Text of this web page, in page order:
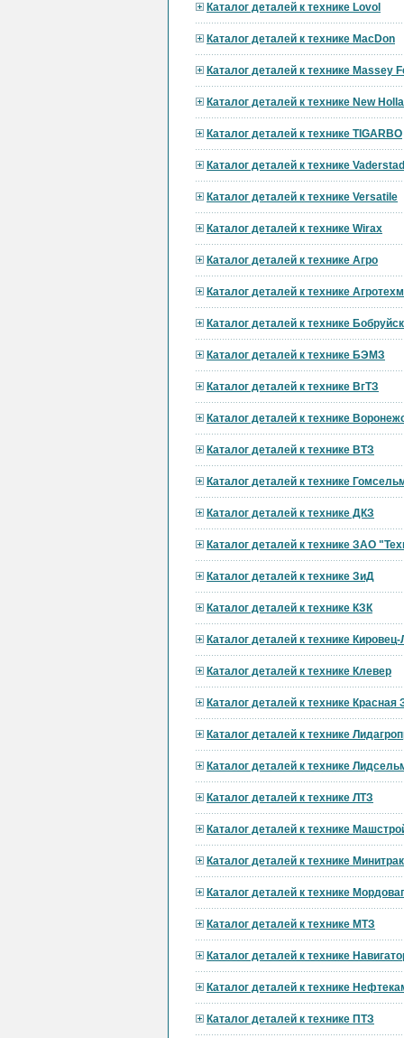
Каталог деталей к технике Lovol
Каталог деталей к технике MacDon
Каталог деталей к технике Massey
Каталог деталей к технике New
Каталог деталей к технике TIGARBO
Каталог деталей к технике Vaderstad
Каталог деталей к технике Versatile
Каталог деталей к технике Wirax
Каталог деталей к технике Агро
Каталог деталей к технике
Каталог деталей к технике
Каталог деталей к технике БЭМЗ
Каталог деталей к технике ВгТЗ
Каталог деталей к технике
Каталог деталей к технике ВТЗ
Каталог деталей к технике
Каталог деталей к технике ДКЗ
Каталог деталей к технике ЗАО
Каталог деталей к технике ЗиД
Каталог деталей к технике КЗК
Каталог деталей к технике
Каталог деталей к технике Клевер
Каталог деталей к технике Красная
Каталог деталей к технике
Каталог деталей к технике
Каталог деталей к технике ЛТЗ
Каталог деталей к технике
Каталог деталей к технике
Каталог деталей к технике
Каталог деталей к технике МТЗ
Каталог деталей к технике
Каталог деталей к технике
Каталог деталей к технике ПТЗ